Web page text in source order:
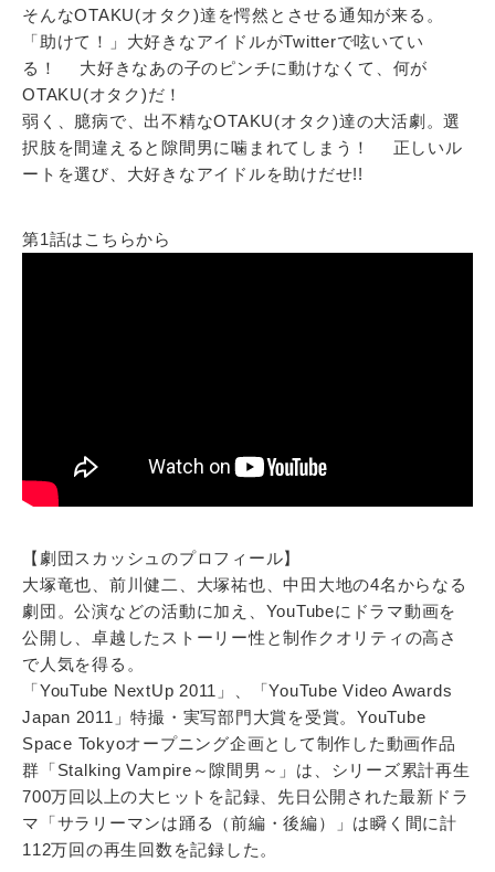
そんなOTAKU(オタク)達を愕然とさせる通知が来る。
「助けて！」大好きなアイドルがTwitterで呟いてい
る！ 大好きなあの子のピンチに動けなくて、何が
OTAKU(オタク)だ！
弱く、臆病で、出不精なOTAKU(オタク)達の大活劇。選
択肢を間違えると隙間男に噛まれてしまう！ 正しいル
ートを選び、大好きなアイドルを助けだせ!!
第1話はこちらから
【劇団スカッシュのプロフィール】
大塚竜也、前川健二、大塚祐也、中田大地の4名からなる
劇団。公演などの活動に加え、YouTubeにドラマ動画を
公開し、卓越したストーリー性と制作クオリティの高さ
で人気を得る。
「YouTube NextUp 2011」、「YouTube Video Awards
Japan 2011」特撮・実写部門大賞を受賞。YouTube
Space Tokyoオープニング企画として制作した動画作品
群「Stalking Vampire～隙間男～」は、シリーズ累計再生
700万回以上の大ヒットを記録、先日公開された最新ドラ
マ「サラリーマンは踊る（前編・後編）」は瞬く間に計
112万回の再生回数を記録した。